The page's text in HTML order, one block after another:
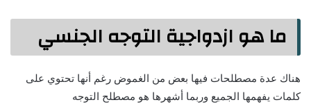
ما هو ازدواجية التوجه الجنسي
هناك عدة مصطلحات فيها بعض من الغموض رغم أنها تحتوي على
كلمات يفهمها الجميع وربما أشهرها هو مصطلح التوجه